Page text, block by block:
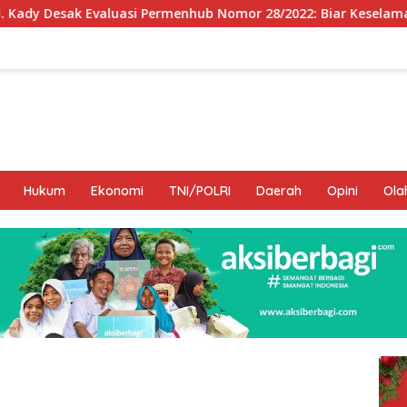
Nomor 28/2022: Biar Keselamatan Pelayaran Tak
Hukum Ekonomi TNI/POLRI Daerah Opini